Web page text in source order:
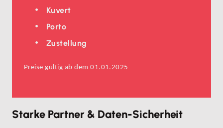
Kuvert
Porto
Zustellung
Preise gültig ab dem 01.01.2025
Starke Partner & Daten-Sicherheit